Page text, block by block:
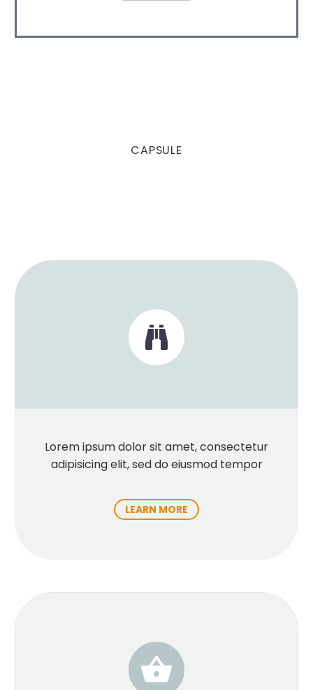
CAPSULE


Lorem ipsum dolor sit amet, consectetur
adipisicing elit, sed do eiusmod tempor
LEARN MORE

